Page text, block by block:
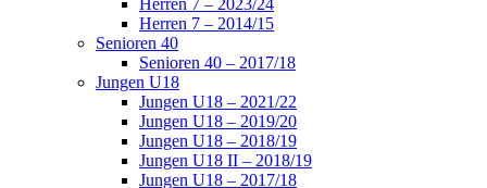
Herren 7 – 2023/24
Herren 7 – 2014/15
Senioren 40
Senioren 40 – 2017/18
Jungen U18
Jungen U18 – 2021/22
Jungen U18 – 2019/20
Jungen U18 – 2018/19
Jungen U18 II – 2018/19
Jungen U18 – 2017/18